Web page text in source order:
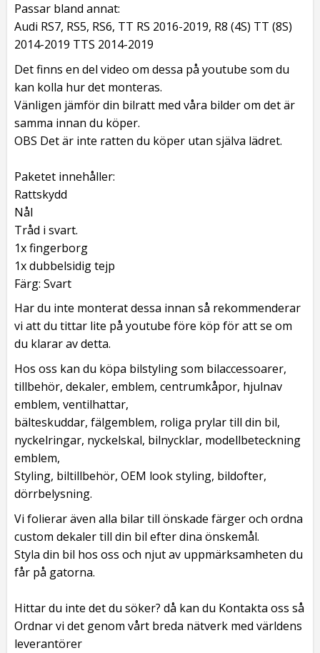
Passar bland annat:
Audi RS7, RS5, RS6, TT RS 2016-2019, R8 (4S) TT (8S)
2014-2019 TTS 2014-2019
Det finns en del video om dessa på youtube som du
kan kolla hur det monteras.
Vänligen jämför din bilratt med våra bilder om det är
samma innan du köper.
OBS Det är inte ratten du köper utan själva lädret.
Paketet innehåller:
Rattskydd
Nål
Tråd i svart.
1x fingerborg
1x dubbelsidig tejp
Färg: Svart
Har du inte monterat dessa innan så rekommenderar
vi att du tittar lite på youtube före köp för att se om
du klarar av detta.
Hos oss kan du köpa bilstyling som bilaccessoarer,
tillbehör, dekaler, emblem, centrumkåpor, hjulnav
emblem, ventilhattar,
bälteskuddar, fälgemblem, roliga prylar till din bil,
nyckelringar, nyckelskal, bilnycklar, modellbeteckning
emblem,
Styling, biltillbehör, OEM look styling, bildofter,
dörrbelysning.
Vi folierar även alla bilar till önskade färger och ordna
custom dekaler till din bil efter dina önskemål.
Styla din bil hos oss och njut av uppmärksamheten du
får på gatorna.
Hittar du inte det du söker? då kan du Kontakta oss så
Ordnar vi det genom vårt breda nätverk med världens
leverantörer